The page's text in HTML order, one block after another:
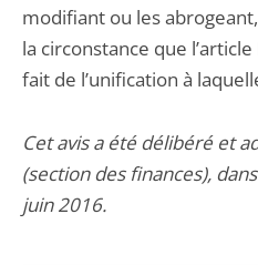
modifiant ou les
la circonstance que
fait de l’unification à
Cet avis a été délibéré et
(section des finances),
juin 2016.